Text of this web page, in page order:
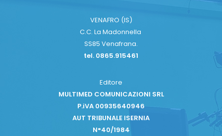
VENAFRO (IS)
C.C. La Madonnella
SS85 Venafrana.
tel. 0865.915461
Editore
MULTIMED COMUNICAZIONI SRL
P.iVA 00935640946
AUT TRIBUNALE ISERNIA
N°40/1984